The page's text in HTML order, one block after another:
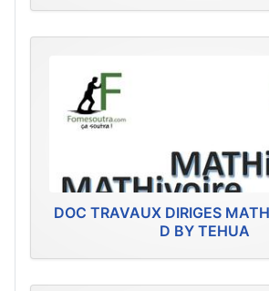
DOC TRAVAUX DIRIGES
D BY TEHUA